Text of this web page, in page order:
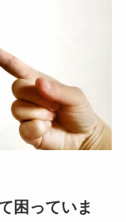
困っていま